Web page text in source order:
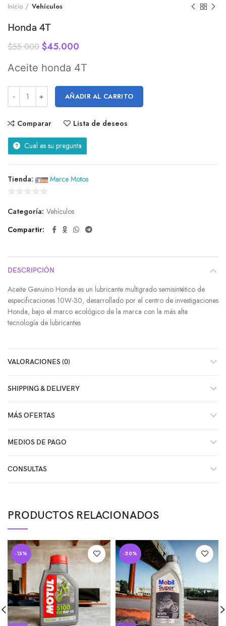
Inicio Vehículos
Honda 4T
$55.000 $45.000
Aceite honda 4T
AÑADIR AL CARRITO
Comparar Lista de deseos
Cual es su pregunta
Tienda: Marce Motos
de
Categoría: Vehículos
Compartir
DESCRIPCIÓN
Aceite Genuino Honda es un lubricante multigrado semisintético de
especificaciones 10W-30, desarrollado por el centro de investigaciones
Honda, bajo el marco ecológico de la marca con la más alta
tecnología de lubricantes
VALORACIONES (0)
SHIPPING & DELIVERY
MÁS OFERTAS
MEDIOS DE PAGO
CONSULTAS
PRODUCTOS RELACIONADOS
-15% -20%